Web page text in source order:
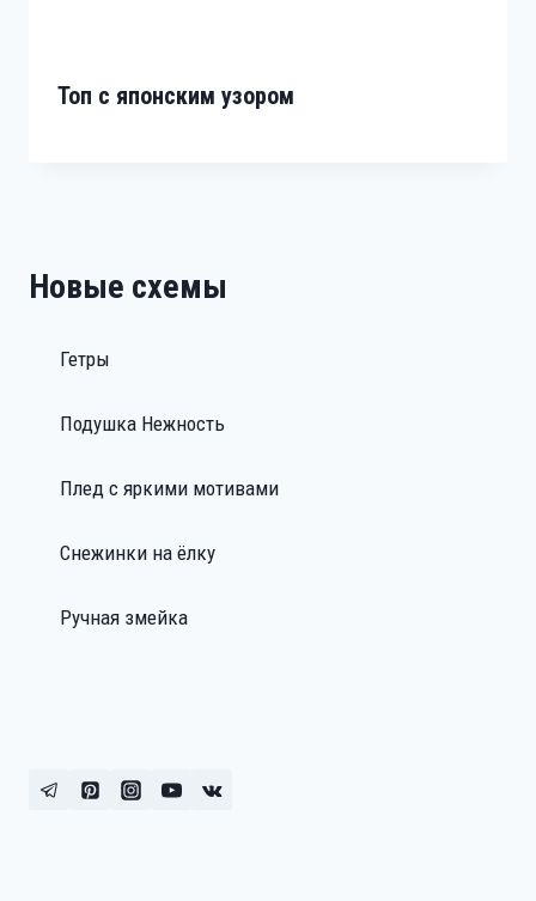
Топ с японским узором
Новые схемы
Гетры
Подушка Нежность
Плед с яркими мотивами
Снежинки на ёлку
Ручная змейка